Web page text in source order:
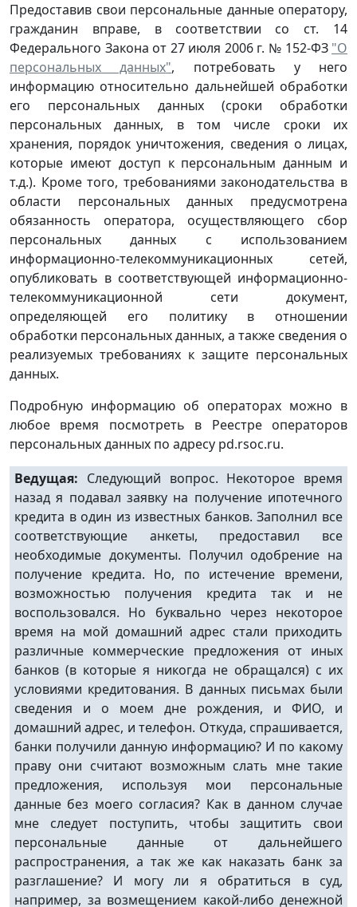
Предоставив свои персональные данные оператору,
гражданин вправе, в соответствии со ст. 14
Федерального Закона от 27 июля 2006 г. № 152-ФЗ "О
персональных данных", потребовать у него
информацию относительно дальнейшей обработки
его персональных данных (сроки обработки
персональных данных, в том числе сроки их
хранения, порядок уничтожения, сведения о лицах,
которые имеют доступ к персональным данным и
т.д.). Кроме того, требованиями законодательства в
области персональных данных предусмотрена
обязанность оператора, осуществляющего сбор
персональных данных с использованием
информационно-телекоммуникационных сетей,
опубликовать в соответствующей информационно-
телекоммуникационной сети документ,
определяющей его политику в отношении
обработки персональных данных, а также сведения о
реализуемых требованиях к защите персональных
данных.
Подробную информацию об операторах можно в
любое время посмотреть в Реестре операторов
персональных данных по адресу pd.rsoc.ru.
Ведущая: Следующий вопрос. Некоторое время
назад я подавал заявку на получение ипотечного
кредита в один из известных банков. Заполнил все
соответствующие анкеты, предоставил все
необходимые документы. Получил одобрение на
получение кредита. Но, по истечение времени,
возможностью получения кредита так и не
воспользовался. Но буквально через некоторое
время на мой домашний адрес стали приходить
различные коммерческие предложения от иных
банков (в которые я никогда не обращался) с их
условиями кредитования. В данных письмах были
сведения и о моем дне рождения, и ФИО, и
домашний адрес, и телефон. Откуда, спрашивается,
банки получили данную информацию? И по какому
праву они считают возможным слать мне такие
предложения, используя мои персональные
данные без моего согласия? Как в данном случае
мне следует поступить, чтобы защитить свои
персональные данные от дальнейшего
распространения, а так же как наказать банк за
разглашение? И могу ли я обратиться в суд,
например, за возмещением какой-либо денежной